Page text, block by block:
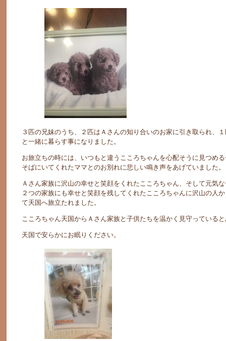
３匹の兄妹のうち、２匹はＡさんの知り合いのお家に引き取られ、
と一緒に暮らす事になりました。
お旅立ちの時には、いつもと違うこころちゃんを心配そうに見つめ
そばにいてくれたママとのお別れに悲しい鳴き声をあげていました。
Ａさん家族に沢山の幸せと笑顔をくれたこころちゃん、そして元気
２つの家族にも幸せと笑顔を残してくれたこころちゃんに沢山の人
て天国へ旅立たれました。
こころちゃん天国からＡさん家族と子供たちを温かく見守っている
天国で安らかにお眠りください。